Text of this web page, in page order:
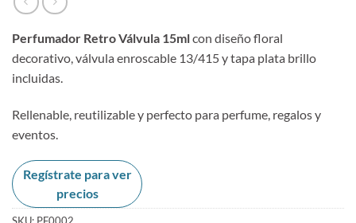
Perfumador Retro Válvula 15mlcon diseño floral
decorativo, válvula enroscable 13/415 y tapa plata brillo
incluidas.
Rellenable, reutilizable y perfecto para perfume, regalos y
eventos.
Regístrate para ver
precios